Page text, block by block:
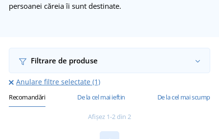
persoanei căreia îi sunt destinate.
Filtrare de produse
Anulare filtre selectate (1)
Recomandări De la cel mai ieftin De la cel mai scump
Afișez 1-2 din 2